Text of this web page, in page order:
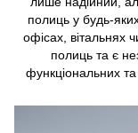
полиць у будь-
офісах, вітальнях
полиць та є
функціональних